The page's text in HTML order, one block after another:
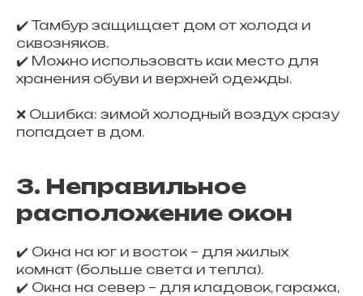
✔️ Тамбур защищает дом от холода и
сквозняков.
✔️ Можно использовать как место для
хранения обуви и верхней одежды.
❌ Ошибка: зимой холодный воздух сразу
попадает в дом.
3. Неправильное
расположение окон
✔️ Окна на юг и восток – для жилых
комнат (больше света и тепла).
✔️ Окна на север – для кладовок, гаража,